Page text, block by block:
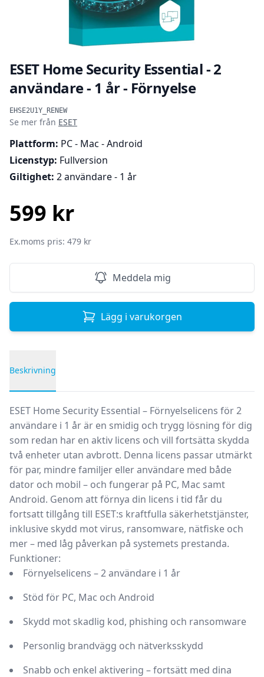
ESET Home Security Essential - 2
användare - 1 år - Förnyelse
EHSE2U1Y_RENEW
Produktinformation
Se mer från ESET
Plattform: PC - Mac - Android
Licenstyp: Fullversion
Giltighet: 2 användare - 1 år
599 kr
Ex.moms pris: 479 kr
Meddela mig
Lägg i varukorgen
Beskrivning
ESET Home Security Essential – Förnyelselicens för 2
användare i 1 år är en smidig och trygg lösning för dig
som redan har en aktiv licens och vill fortsätta skydda
två enheter utan avbrott. Denna licens passar utmärkt
för par, mindre familjer eller användare med både
dator och mobil – och fungerar på PC, Mac samt
Android. Genom att förnya din licens i tid får du
fortsatt tillgång till ESET:s kraftfulla säkerhetstjänster,
inklusive skydd mot virus, ransomware, nätfiske och
mer – med låg påverkan på systemets prestanda.
Funktioner:
Förnyelselicens – 2 användare i 1 år
Stöd för PC, Mac och Android
Skydd mot skadlig kod, phishing och ransomware
Personlig brandvägg och nätverksskydd
Snabb och enkel aktivering – fortsätt med dina